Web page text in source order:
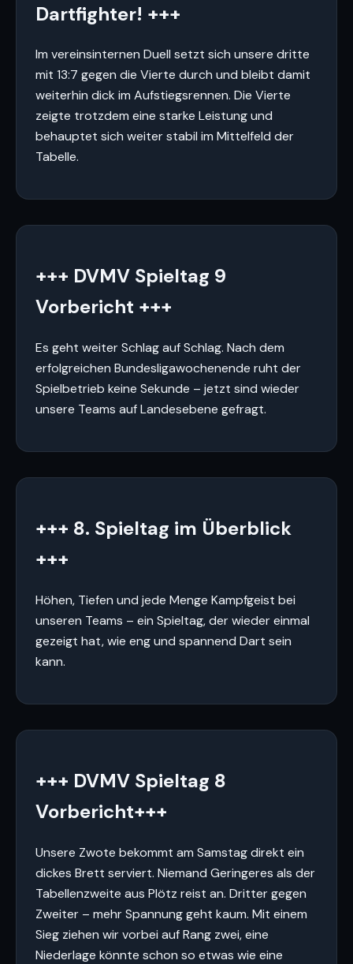
Dartfighter! +++
Im vereinsinternen Duell setzt sich unsere dritte
mit 13:7 gegen die Vierte durch und bleibt damit
weiterhin dick im Aufstiegsrennen. Die Vierte
zeigte trotzdem eine starke Leistung und
behauptet sich weiter stabil im Mittelfeld der
Tabelle.
+++ DVMV Spieltag 9
Vorbericht +++
Es geht weiter Schlag auf Schlag. Nach dem
erfolgreichen Bundesligawochenende ruht der
Spielbetrieb keine Sekunde – jetzt sind wieder
unsere Teams auf Landesebene gefragt.
+++ 8. Spieltag im Überblick
+++
Höhen, Tiefen und jede Menge Kampfgeist bei
unseren Teams – ein Spieltag, der wieder einmal
gezeigt hat, wie eng und spannend Dart sein
kann.
+++ DVMV Spieltag 8
Vorbericht+++
Unsere Zwote bekommt am Samstag direkt ein
dickes Brett serviert. Niemand Geringeres als der
Tabellenzweite aus Plötz reist an. Dritter gegen
Zweiter – mehr Spannung geht kaum. Mit einem
Sieg ziehen wir vorbei auf Rang zwei, eine
Niederlage könnte schon so etwas wie eine